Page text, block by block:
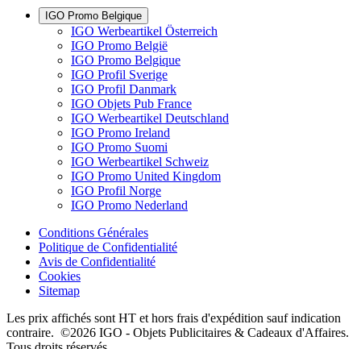
IGO Promo Belgique
IGO Werbeartikel Österreich
IGO Promo België
IGO Promo Belgique
IGO Profil Sverige
IGO Profil Danmark
IGO Objets Pub France
IGO Werbeartikel Deutschland
IGO Promo Ireland
IGO Promo Suomi
IGO Werbeartikel Schweiz
IGO Promo United Kingdom
IGO Profil Norge
IGO Promo Nederland
Conditions Générales
Politique de Confidentialité
Avis de Confidentialité
Cookies
Sitemap
Les prix affichés sont HT et hors frais d'expédition sauf indication
contraire. ©2026 IGO - Objets Publicitaires & Cadeaux d'Affaires.